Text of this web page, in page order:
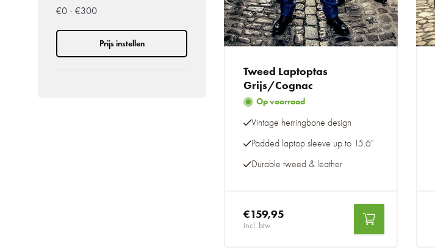
€0 - €300
Prijs instellen
Tweed Laptoptas
Grijs/Cognac
Op voorraad
Vintage herringbone design
Padded laptop sleeve up to 15.6"
Durable tweed & leather
€159,95
Incl. btw